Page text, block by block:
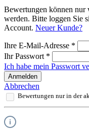
Bewertungen können nur
werden. Bitte loggen Sie
Account. Neuer Kunde?
Ihre E-Mail-Adresse *
Ihr Passwort *
Ich habe mein Passwort
Anmelden
Abbrechen
Bewertungen nur in der